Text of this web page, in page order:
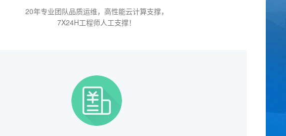
20年专业团队品质运维，高性能云计算支撑，
7X24H工程师人工支撑！